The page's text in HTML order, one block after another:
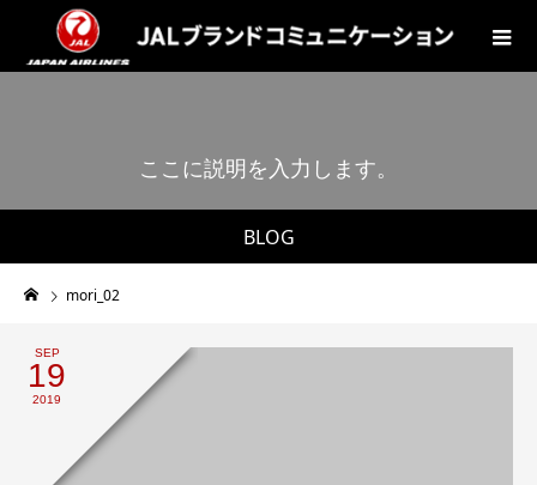
BLOG
こ こ に説明を 入 力 し ます。
mori_02
SEP
19
2019